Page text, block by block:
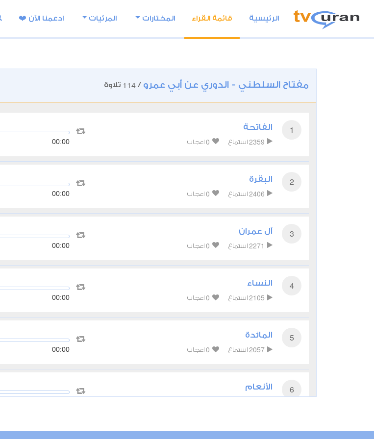
الرئيسية قائمة القراء المختارات المرئيات ادعمنا اﻵن ❤️
مفتاح السلطني - الدوري عن أبي عمرو /
114 تلاوة
1 الفاتحة
2359 استماع 0 اعجاب 00:00
2 البقرة
2406 استماع 0 اعجاب 00:00
3 آل عمران
2271 استماع 0 اعجاب 00:00
4 النساء
2105 استماع 0 اعجاب 00:00
5 المائدة
2057 استماع 0 اعجاب 00:00
6 الأنعام